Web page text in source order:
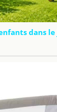
dans